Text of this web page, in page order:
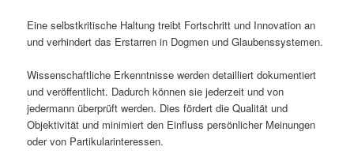
Eine selbstkritische Haltung treibt Fortschritt und Innovation an
und verhindert das Erstarren in Dogmen und Glaubenssystemen.
Wissenschaftliche Erkenntnisse werden detailliert dokumentiert
und veröffentlicht. Dadurch können sie jederzeit und von
jedermann überprüft werden. Dies fördert die Qualität und
Objektivität und minimiert den Einfluss persönlicher Meinungen
oder von Partikularinteressen.